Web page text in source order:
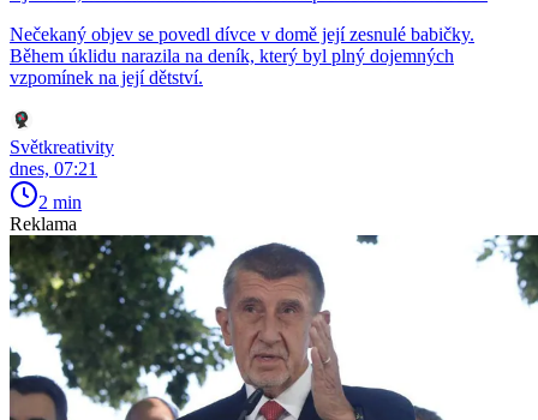
Nečekaný objev se povedl dívce v domě její zesnulé babičky.
Během úklidu narazila na deník, který byl plný dojemných
vzpomínek na její dětství.
Světkreativity
dnes, 07:21
2 min
Reklama